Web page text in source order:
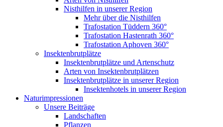
Nisthilfen in unserer Region
Mehr über die Nisthilfen
Trafostation Tüddern 360°
Trafostation Hastenrath 360°
Trafostation Aphoven 360°
Insektenbrutplätze
Insektenbrutplätze und Artenschutz
Arten von Insektenbrutplätzen
Insektenbrutplätze in unserer Region
Insektenhotels in unserer Region
Naturimpressionen
Unsere Beiträge
Landschaften
Pflanzen